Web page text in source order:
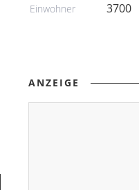
Einwohner 3700
ANZEIGE